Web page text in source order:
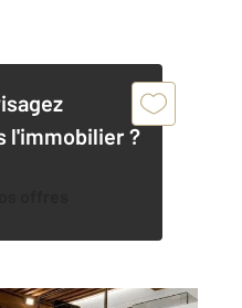
l'immobilier ?
offres